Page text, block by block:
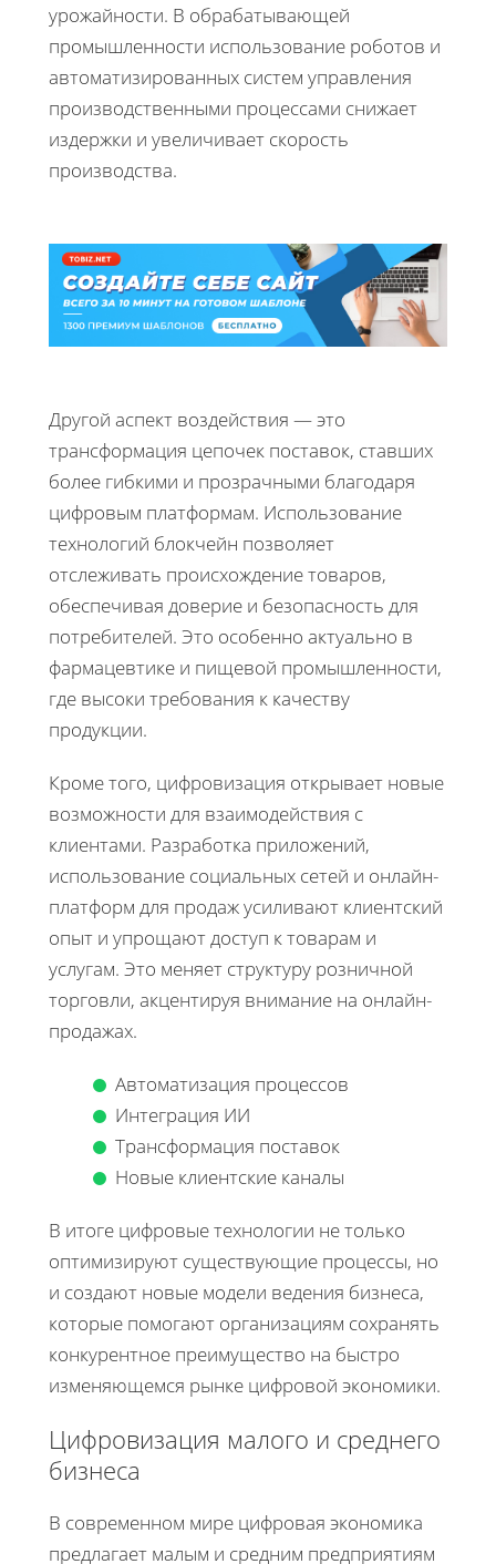
урожайности. В обрабатывающей
промышленности использование роботов и
автоматизированных систем управления
производственными процессами снижает
издержки и увеличивает скорость
производства.
Другой аспект воздействия — это
трансформация цепочек поставок, ставших
более гибкими и прозрачными благодаря
цифровым платформам. Использование
технологий блокчейн позволяет
отслеживать происхождение товаров,
обеспечивая доверие и безопасность для
потребителей. Это особенно актуально в
фармацевтике и пищевой промышленности,
где высоки требования к качеству
продукции.
Кроме того, цифровизация открывает новые
возможности для взаимодействия с
клиентами. Разработка приложений,
использование социальных сетей и онлайн-
платформ для продаж усиливают клиентский
опыт и упрощают доступ к товарам и
услугам. Это меняет структуру розничной
торговли, акцентируя внимание на онлайн-
продажах.
Автоматизация процессов
Интеграция ИИ
Трансформация поставок
Новые клиентские каналы
В итоге цифровые технологии не только
оптимизируют существующие процессы, но
и создают новые модели ведения бизнеса,
которые помогают организациям сохранять
конкурентное преимущество на быстро
изменяющемся рынке цифровой экономики.
Цифровизация малого и среднего
бизнеса
В современном мире цифровая экономика
предлагает малым и средним предприятиям